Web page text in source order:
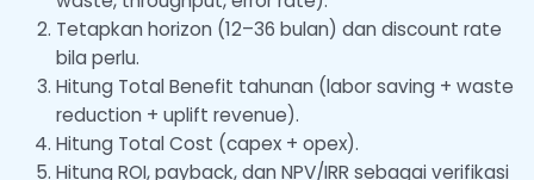
Tetapkan horizon (12–36 bulan) dan discount rate
bila perlu.
Hitung Total Benefit tahunan (labor saving + waste
reduction + uplift revenue).
Hitung Total Cost (capex + opex).
Hitung ROI, payback, dan NPV/IRR sebagai verifikasi